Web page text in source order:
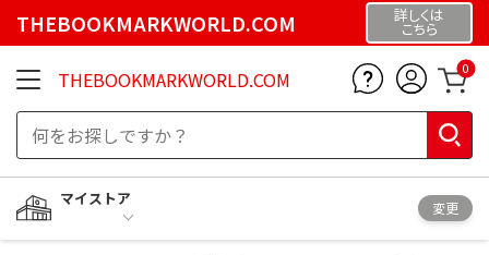
THEBOOKMARKWORLD.COM 詳しくは
こちら
THEBOOKMARKWORLD.COM 0
マイストア
変更